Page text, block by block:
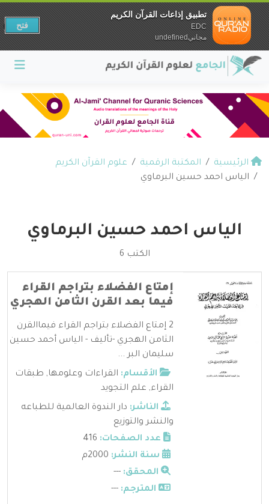
الرئيسية المكتبة الرقمية
علوم القرآن الكريم
الياس احمد حسين البرماوي
الياس احمد حسين البرماوي
الكتب 6
إمتاع الفضلاء بتراجم القراء
فيما بعد القرن الثامن الهجري
2 إمتاع الفضلاء بتراجم القراء فيماالقرن
الثامن الهجري -تأليف - الياس أحمد حسين
سليمان البر ...
الأقسام: القراءات وعلومها, طبقات
القراء, علم التجويد
الناشر: دار الندوة العالمية للطباعه
والنشر والتوزيع
عدد الصفحات:
سنة النشر:
المحقق: ---
المترجم: ---
تطبيق إذاعات القرآن الكريم
EDC
مجانيundefined
فتح